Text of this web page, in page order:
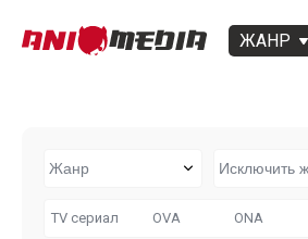
ЖАНР
TV сериал OVA ONA